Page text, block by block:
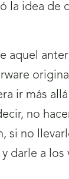
la idea de
aquel
ir más
no
si no
darle a los